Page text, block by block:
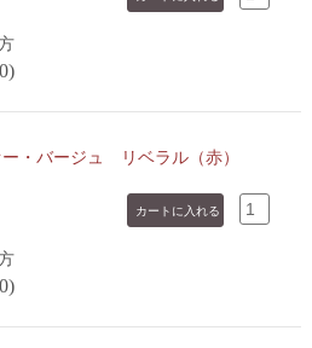
・バージュ リベラル（赤）